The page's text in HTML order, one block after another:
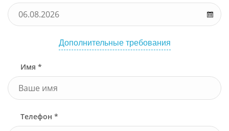
Дополнительные требования
Имя *
Телефон *